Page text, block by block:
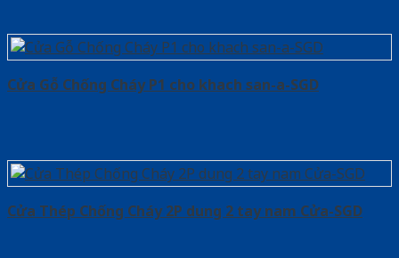
Cửa Gỗ Chống Cháy P1 cho khach san-a-SGD
Cửa Thép Chống Cháy 2P dung 2 tay nam Cửa-SGD